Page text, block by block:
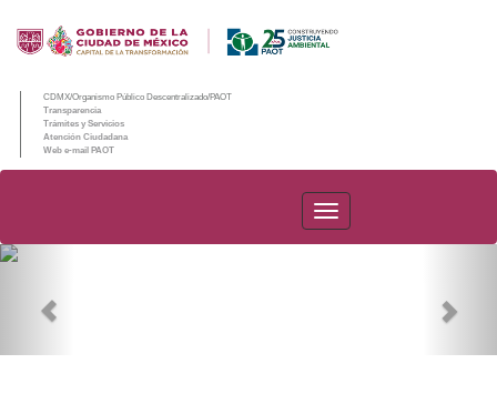
CDMX/Organismo Público Descentralizado/PAOT
Transparencia
Trámites y Servicios
Atención Ciudadana
Web e-mail PAOT
PAOT